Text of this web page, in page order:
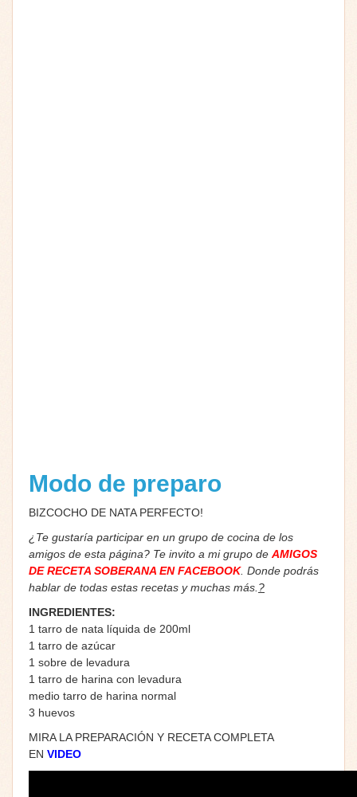
Modo de preparo
BIZCOCHO DE NATA PERFECTO!
¿Te gustaría participar en un grupo de cocina de los
amigos de esta página? Te invito a mi grupo de AMIGOS
DE RECETA SOBERANA EN FACEBOOK. Donde podrás
hablar de todas estas recetas y muchas más. ?
INGREDIENTES:
1 tarro de nata líquida de 200ml
1 tarro de azúcar
1 sobre de levadura
1 tarro de harina con levadura
medio tarro de harina normal
3 huevos
MIRA LA PREPARACIÓN Y RECETA COMPLETA
EN VIDEO